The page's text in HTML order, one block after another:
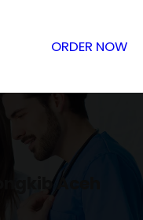
ORDER NOW
Aceh